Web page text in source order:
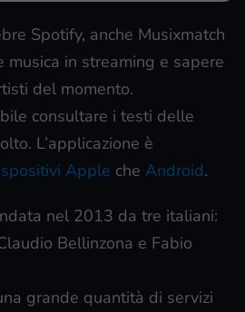
Spotify, anche Musixmatch
in streaming e sapere
del momento.
consultare i testi delle
L’applicazione è
Apple che Android.
nel 2013 da tre italiani:
Bellinzona e Fabio
grande quantità di servizi